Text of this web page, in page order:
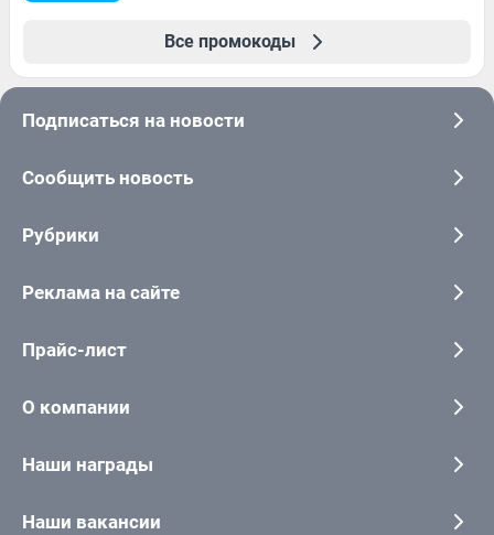
Все промокоды
Подписаться на новости
Сообщить новость
Рубрики
Реклама на сайте
Прайс-лист
О компании
Наши награды
Наши вакансии